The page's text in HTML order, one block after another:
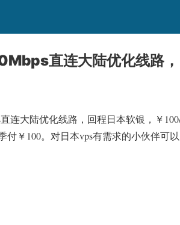
直连大陆优化线路
连大陆优化线路，回程日本软银，￥
付￥100。对日本vps有需求的小伙伴可